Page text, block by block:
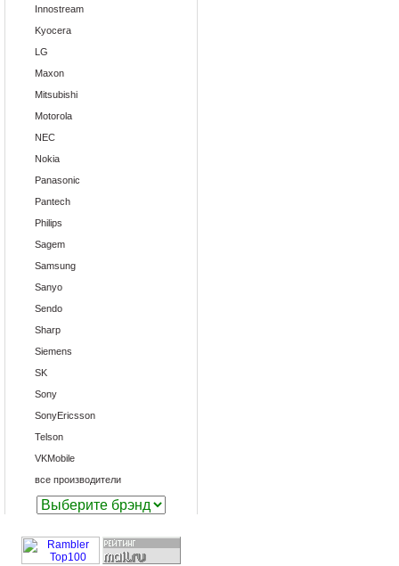
Innostream
Kyocera
LG
Maxon
Mitsubishi
Motorola
NEC
Nokia
Panasonic
Pantech
Philips
Sagem
Samsung
Sanyo
Sendo
Sharp
Siemens
SK
Sony
SonyEricsson
Telson
VKMobile
все производители